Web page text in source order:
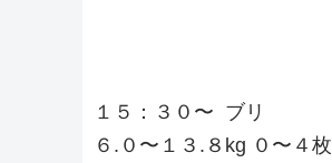
１５：３０〜 ブリ
６.０〜１３.８kg ０〜４枚